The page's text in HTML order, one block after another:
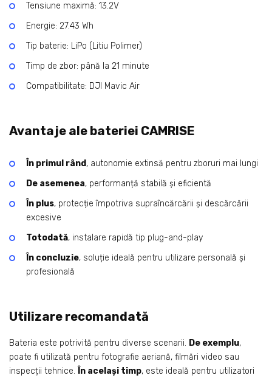
Tensiune maximă: 13.2V
Energie: 27.43 Wh
Tip baterie: LiPo (Litiu Polimer)
Timp de zbor: până la 21 minute
Compatibilitate: DJI Mavic Air
Avantaje ale bateriei CAMRISE
În primul rând, autonomie extinsă pentru zboruri mai lungi
De asemenea, performanță stabilă și eficientă
În plus, protecție împotriva supraîncărcării și descărcării
excesive
Totodată, instalare rapidă tip plug-and-play
În concluzie, soluție ideală pentru utilizare personală și
profesională
Utilizare recomandată
Bateria este potrivită pentru diverse scenarii. De exemplu,
poate fi utilizată pentru fotografie aeriană, filmări video sau
inspecții tehnice. În același timp, este ideală pentru utilizatori